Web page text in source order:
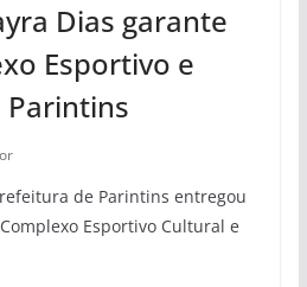
Dias garante
Esportivo e
de Parintins entregou
Esportivo Cultural e